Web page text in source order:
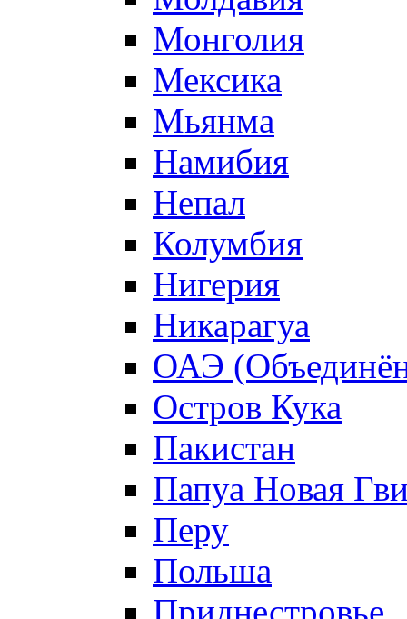
Монголия
Мексика
Мьянма
Намибия
Непал
Колумбия
Нигерия
Никарагуа
ОАЭ
Остров Кука
Пакистан
Папуа Новая
Перу
Польша